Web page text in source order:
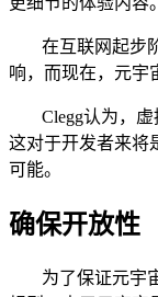
在互联网起步
响，而现在，元宇
Clegg认为，
这对于开发者来将
可能。
确保开放性
为了保证元宇